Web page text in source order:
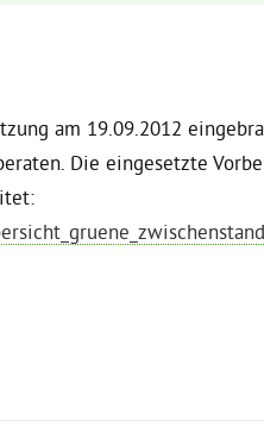
am 19.09.2012
Die eingesetzte